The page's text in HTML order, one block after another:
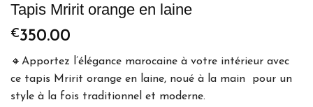
Tapis Mririt orange en laine
€350.00
🔸Apportez l’élégance marocaine à votre intérieur avec
ce tapis Mririt orange en laine, noué à la main pour un
style à la fois traditionnel et moderne.